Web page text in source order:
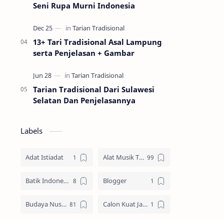
Seni Rupa Murni Indonesia
13+ Tari Tradisional Asal Lampung
serta Penjelasan + Gambar
Tarian Tradisional Dari Sulawesi
Selatan Dan Penjelasannya
Labels
Adat Istiadat Alat Musik Tradisional
Batik Indonesia Blogger
Budaya Nusantara Calon Kuat Jadi Panglima TNI